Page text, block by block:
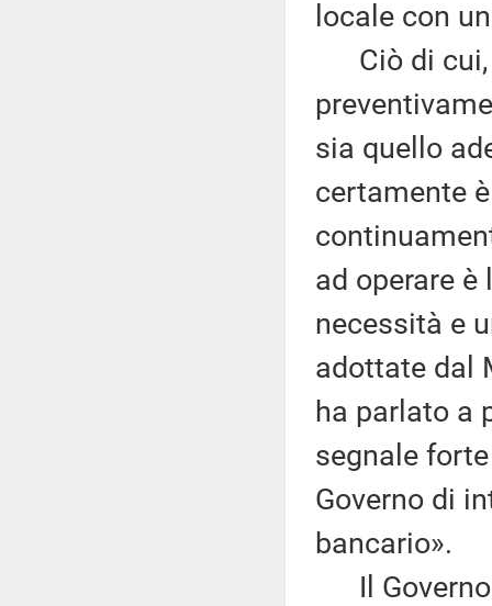
locale con
Ciò di cui,
sia quello
certamente
ad operare
necessità e
adottate dal
ha parlato a
segnale
Governo di
bancario».
Il Governo